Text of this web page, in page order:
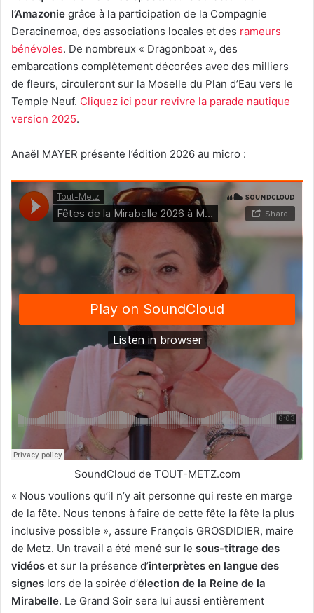
l’Amazonie grâce à la participation de la Compagnie
Deracinemoa, des associations locales et des rameurs
bénévoles. De nombreux « Dragonboat », des
embarcations complètement décorées avec des milliers
de fleurs, circuleront sur la Moselle du Plan d’Eau vers le
Temple Neuf. Cliquez ici pour revivre la parade nautique
version 2025.
Anaël MAYER présente l’édition 2026 au micro :
SoundCloud de TOUT-METZ.com
« Nous voulions qu’il n’y ait personne qui reste en marge
de la fête. Nous tenons à faire de cette fête la fête la plus
inclusive possible », assure François GROSDIDIER, maire
de Metz. Un travail a été mené sur le sous-titrage des
vidéos et sur la présence d’interprètes en langue des
signes lors de la soirée d’élection de la Reine de la
Mirabelle. Le Grand Soir sera lui aussi entièrement